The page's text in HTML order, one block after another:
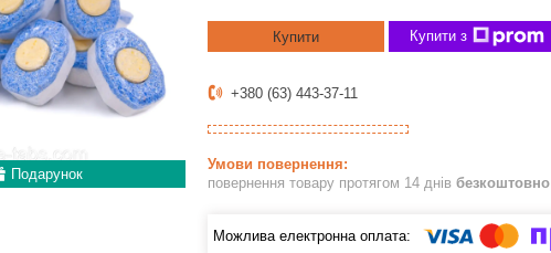
Подарунок
Купити Купити з
+380 (63) 443-37-11
повернення товару протягом 14 днів безкоштовно